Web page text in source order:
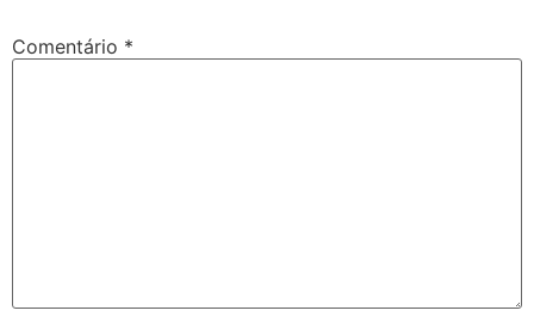
Comentário *